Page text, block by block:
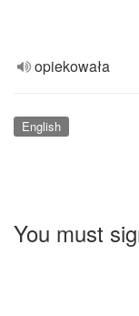
opiekowała
English
You must